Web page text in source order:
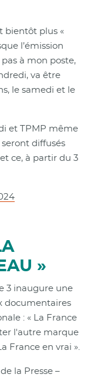
bientôt plus «
l’émission
à mon poste,
va être
le samedi et le
et TPMP même
diffusés
ce, à partir du 3
»
3 inaugure une
documentaires
: « La France
l'autre marque
France en vrai ».
la Presse –